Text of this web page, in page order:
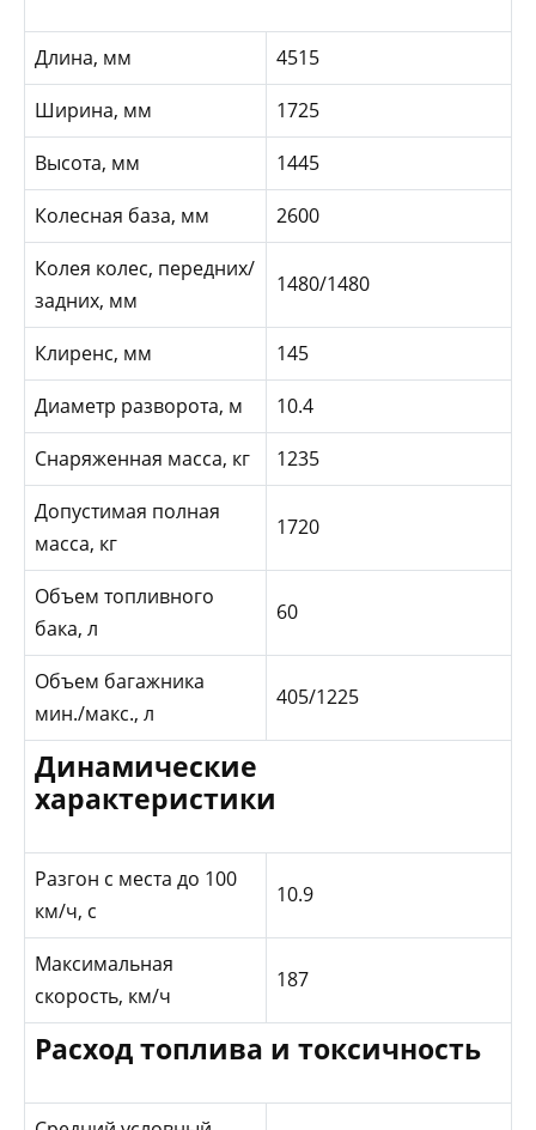
Длина, мм
4515
Ширина, мм
1725
Высота, мм
1445
Колесная база, мм
2600
Колея колес, передних/
задних, мм
1480/1480
Клиренс, мм
145
Диаметр разворота, м
10.4
Снаряженная масса, кг
1235
Допустимая полная
масса, кг
1720
Объем топливного
бака, л
60
Объем багажника
мин./макс., л
405/1225
Динамические
характеристики
Разгон с места до 100
км/ч, с
10.9
Максимальная
скорость, км/ч
187
Расход топлива и токсичность